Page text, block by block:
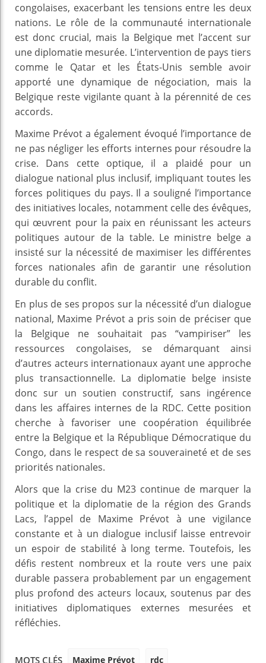
congolaises, exacerbant les tensions entre les deux
nations. Le rôle de la communauté internationale
est donc crucial, mais la Belgique met l’accent sur
une diplomatie mesurée. L’intervention de pays tiers
comme le Qatar et les États-Unis semble avoir
apporté une dynamique de négociation, mais la
Belgique reste vigilante quant à la pérennité de ces
accords.
Maxime Prévot a également évoqué l’importance de
ne pas négliger les efforts internes pour résoudre la
crise. Dans cette optique, il a plaidé pour un
dialogue national plus inclusif, impliquant toutes les
forces politiques du pays. Il a souligné l’importance
des initiatives locales, notamment celle des évêques,
qui œuvrent pour la paix en réunissant les acteurs
politiques autour de la table. Le ministre belge a
insisté sur la nécessité de maximiser les différentes
forces nationales afin de garantir une résolution
durable du conflit.
En plus de ses propos sur la nécessité d’un dialogue
national, Maxime Prévot a pris soin de préciser que
la Belgique ne souhaitait pas “vampiriser” les
ressources congolaises, se démarquant ainsi
d’autres acteurs internationaux ayant une approche
plus transactionnelle. La diplomatie belge insiste
donc sur un soutien constructif, sans ingérence
dans les affaires internes de la RDC. Cette position
cherche à favoriser une coopération équilibrée
entre la Belgique et la République Démocratique du
Congo, dans le respect de sa souveraineté et de ses
priorités nationales.
Alors que la crise du M23 continue de marquer la
politique et la diplomatie de la région des Grands
Lacs, l’appel de Maxime Prévot à une vigilance
constante et à un dialogue inclusif laisse entrevoir
un espoir de stabilité à long terme. Toutefois, les
défis restent nombreux et la route vers une paix
durable passera probablement par un engagement
plus profond des acteurs locaux, soutenus par des
initiatives diplomatiques externes mesurées et
réfléchies.
MOTS CLÉS Maxime Prévot rdc